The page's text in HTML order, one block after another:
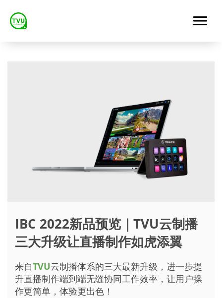
IBC 2022新品预览｜TVU云制播
三大升级让直播制作如虎添翼
来自TVU云制播体系的三大最新升级，进一步提
升直播制作端到端无缝协同工作效率，让用户操
作更简单，体验更出色！